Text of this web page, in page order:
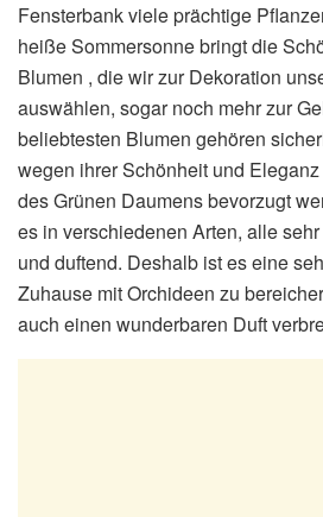
Fensterbank viele prächtige
heiße Sommersonne bringt die
Blumen , die wir zur Dekoration
auswählen, sogar noch mehr zur
beliebtesten Blumen gehören
wegen ihrer Schönheit und
des Grünen Daumens bevorzugt
es in verschiedenen Arten, alle
und duftend. Deshalb ist es eine
Zuhause mit Orchideen zu
auch einen wunderbaren Duft